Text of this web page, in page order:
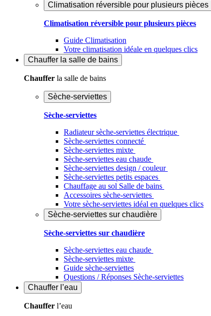
Climatisation réversible pour plusieurs pièces
Climatisation réversible pour plusieurs pièces
Guide Climatisation
Votre climatisation idéale en quelques clics
Chauffer la salle de bains
Chauffer la salle de bains
Sèche-serviettes
Sèche-serviettes
Radiateur sèche-serviettes électrique
Sèche-serviettes connecté
Sèche-serviettes mixte
Sèche-serviettes eau chaude
Sèche-serviettes design / couleur
Sèche-serviettes petits espaces
Chauffage au sol Salle de bains
Accessoires sèche-serviettes
Votre sèche-serviettes idéal en quelques clics
Sèche-serviettes sur chaudière
Sèche-serviettes sur chaudière
Sèche-serviettes eau chaude
Sèche-serviettes mixte
Guide sèche-serviettes
Questions / Réponses Sèche-serviettes
Chauffer l’eau
Chauffer l’eau